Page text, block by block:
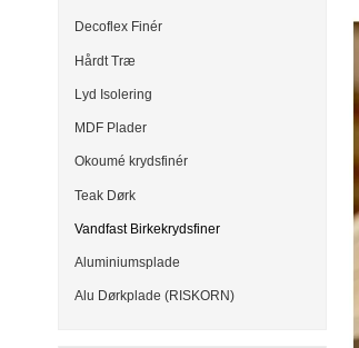
Decoflex Finér
Hårdt Træ
Lyd Isolering
MDF Plader
Okoumé krydsfinér
Teak Dørk
Vandfast Birkekrydsfiner
Aluminiumsplade
Alu Dørkplade (RISKORN)